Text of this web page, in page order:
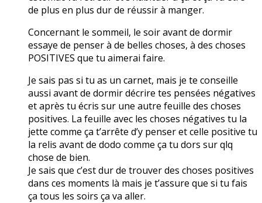
de plus en plus dur de réussir à manger.
Concernant le sommeil, le soir avant de dormir
essaye de penser à de belles choses, à des choses
POSITIVES que tu aimerai faire.
Je sais pas si tu as un carnet, mais je te conseille
aussi avant de dormir décrire tes pensées négatives
et après tu écris sur une autre feuille des choses
positives. La feuille avec les choses négatives tu la
jette comme ça t’arrête d’y penser et celle positive tu
la relis avant de dodo comme ça tu dors sur qlq
chose de bien.
Je sais que c’est dur de trouver des choses positives
dans ces moments là mais je t’assure que si tu fais
ça tous les soirs ça va aller.